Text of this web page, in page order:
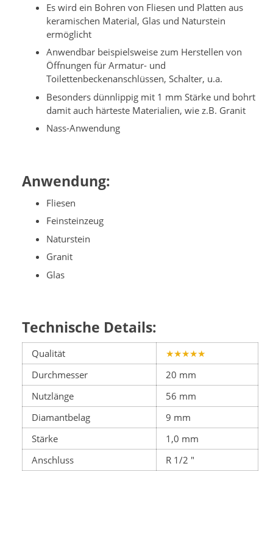
Es wird ein Bohren von Fliesen und Platten aus
keramischen Material, Glas und Naturstein
ermöglicht
Anwendbar beispielsweise zum Herstellen von
Öffnungen für Armatur- und
Toilettenbeckenanschlüssen, Schalter, u.a.
Besonders dünnlippig mit 1 mm Stärke und bohrt
damit auch härteste Materialien, wie z.B. Granit
Nass-Anwendung
Anwendung:
Fliesen
Feinsteinzeug
Naturstein
Granit
Glas
Technische Details:
Qualität
★★★★★
Durchmesser
20 mm
Nutzlänge
56 mm
Diamantbelag
9 mm
Stärke
1,0 mm
Anschluss
R 1/2 "